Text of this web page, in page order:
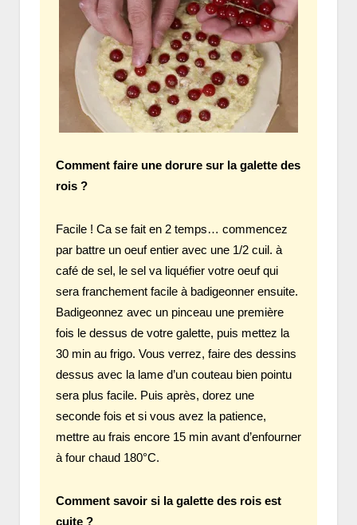
Comment faire une dorure sur la galette des
rois ?
Facile ! Ca se fait en 2 temps… commencez
par battre un oeuf entier avec une 1/2 cuil. à
café de sel, le sel va liquéfier votre oeuf qui
sera franchement facile à badigeonner ensuite.
Badigeonnez avec un pinceau une première
fois le dessus de votre galette, puis mettez la
30 min au frigo. Vous verrez, faire des dessins
dessus avec la lame d’un couteau bien pointu
sera plus facile. Puis après, dorez une
seconde fois et si vous avez la patience,
mettre au frais encore 15 min avant d’enfourner
à four chaud 180°C.
Comment savoir si la galette des rois est
cuite ?